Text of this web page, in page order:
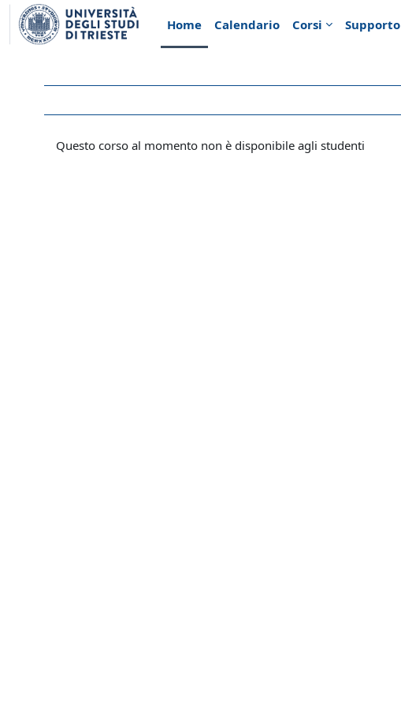
Vai al contenuto principale
Home
Calendario Corsi Supporto
Questo corso al momento non è disponibile agli studenti